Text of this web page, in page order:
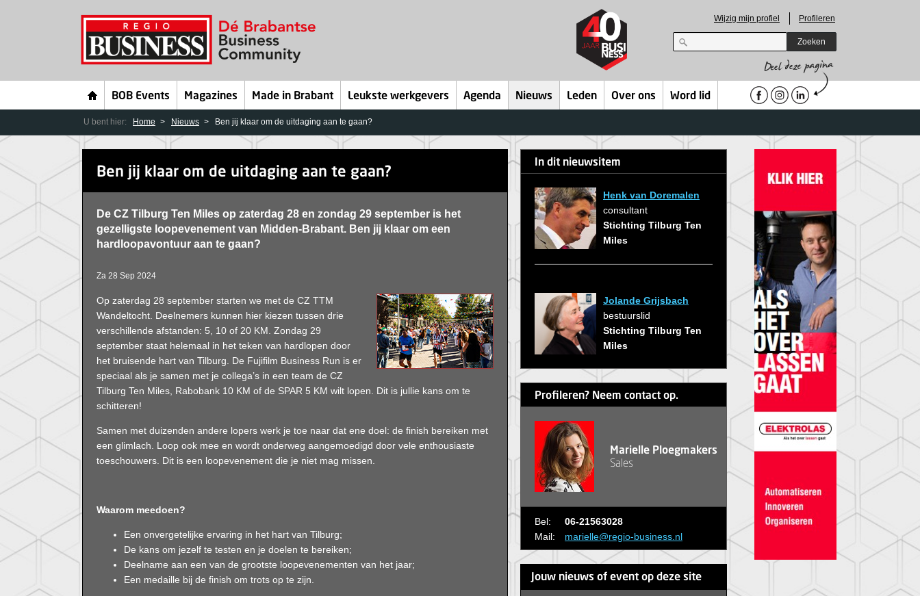
Wijzig mijn profiel Profileren
Zoeken
BOB Events Magazines Made in Brabant Leukste werkgevers Agenda Nieuws Leden Over ons Word lid
U bent hier: Home Nieuws Ben jij klaar om de uitdaging aan te gaan?
Ben jij klaar om de uitdaging aan te gaan?
De CZ Tilburg Ten Miles op zaterdag 28 en zondag 29 september is het
gezelligste loopevenement van Midden-Brabant. Ben jij klaar om een
hardloopavontuur aan te gaan?
Za 28 Sep 2024
Op zaterdag 28 september starten we met de CZ TTM
Wandeltocht. Deelnemers kunnen hier kiezen tussen drie
verschillende afstanden: 5, 10 of 20 KM. Zondag 29
september staat helemaal in het teken van hardlopen door
het bruisende hart van Tilburg. De Fujifilm Business Run is er
speciaal als je samen met je collega’s in een team de CZ
Tilburg Ten Miles, Rabobank 10 KM of de SPAR 5 KM wilt lopen. Dit is jullie kans om te
schitteren!
Samen met duizenden andere lopers werk je toe naar dat ene doel: de finish bereiken met
een glimlach. Loop ook mee en wordt onderweg aangemoedigd door vele enthousiaste
toeschouwers. Dit is een loopevenement die je niet mag missen.
Waarom meedoen?
Een onvergetelijke ervaring in het hart van Tilburg;
De kans om jezelf te testen en je doelen te bereiken;
Deelname aan een van de grootste loopevenementen van het jaar;
Een medaille bij de finish om trots op te zijn.
In dit nieuwsitem
Henk van Doremalen
consultant
Stichting Tilburg Ten
Miles
Jolande Grijsbach
bestuurslid
Stichting Tilburg Ten
Miles
Profileren? Neem contact op.
Marielle Ploegmakers
Sales
Bel:
06-21563028
Mail:
marielle@regio-business.nl
Jouw nieuws of event op deze site